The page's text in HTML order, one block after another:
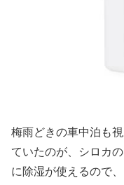
梅雨どきの車中泊も
ていたのが、シロカ
に除湿が使えるので